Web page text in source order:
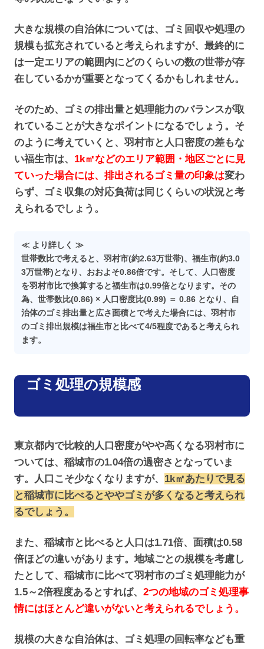
大きな規模の自治体については、ゴミ回収や処理の
規模も拡充されていると考えられますが、最終的に
は一定エリアの範囲内にどのくらいの数の世帯が存
在しているかが重要となってくるかもしれません。
そのため、ゴミの排出量と処理能力のバランスが取
れていることが大きなポイントになるでしょう。そ
のように考えていくと、羽村市と人口密度の差もな
い福生市は、 1k㎡などのエリア範囲・地区ごとに見
ていった場合には、排出されるゴミ量の印象は変わ
らず、ゴミ収集の対応負荷は同じくらいの状況と考
えられるでしょう。
≪ より詳しく ≫
世帯数比で考えると、羽村市(約2.63万世帯)、福生市(約3.0
3万世帯)となり、おおよそ0.86倍です。そして、人口密度
を羽村市比で換算すると福生市は0.99倍となります。その
為、世帯数比(0.86) × 人口密度比(0.99) ＝ 0.86 となり、自
治体のゴミ排出量と広さ面積とで考えた場合には、羽村市
のゴミ排出規模は福生市と比べて4/5程度であると考えられ
ます。
ゴミ処理の規模感
東京都内で比較的人口密度がやや高くなる羽村市に
ついては、稲城市の1.04倍の過密さとなっていま
す。人口こそ少なくなりますが、 1k㎡あたりで見る
と稲城市に比べるとややゴミが多くなると考えられ
るでしょう。
また、稲城市と比べると人口は1.71倍、面積は0.58
倍ほどの違いがあります。地域ごとの規模を考慮し
たとして、稲城市に比べて羽村市のゴミ処理能力が
1.5～2倍程度あるとすれば、 2つの地域のゴミ処理事
情にはほとんど違いがないと考えられるでしょう。
規模の大きな自治体は、ゴミ処理の回転率なども重